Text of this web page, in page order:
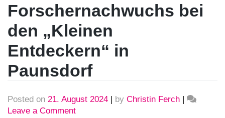
Forschernachwuchs bei
den „Kleinen
Entdeckern“ in
Paunsdorf
Posted on 21. August 2024 | by Christin Ferch |
Leave a Comment